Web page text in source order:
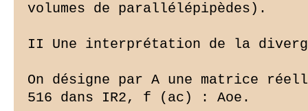
volumes de parallélépipèdes).
II Une interprétation de la
On désigne par A une matrice
516 dans IR2, f (ac) : Aoe.